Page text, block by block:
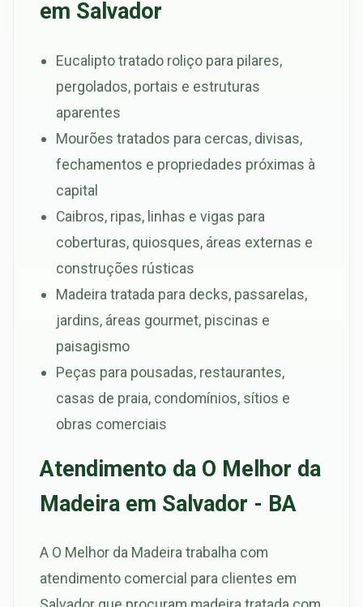
em Salvador
Eucalipto tratado roliço para pilares,
pergolados, portais e estruturas
aparentes
Mourões tratados para cercas, divisas,
fechamentos e propriedades próximas à
capital
Caibros, ripas, linhas e vigas para
coberturas, quiosques, áreas externas e
construções rústicas
Madeira tratada para decks, passarelas,
jardins, áreas gourmet, piscinas e
paisagismo
Peças para pousadas, restaurantes,
casas de praia, condomínios, sítios e
obras comerciais
Atendimento da O Melhor da
Madeira em Salvador - BA
A O Melhor da Madeira trabalha com
atendimento comercial para clientes em